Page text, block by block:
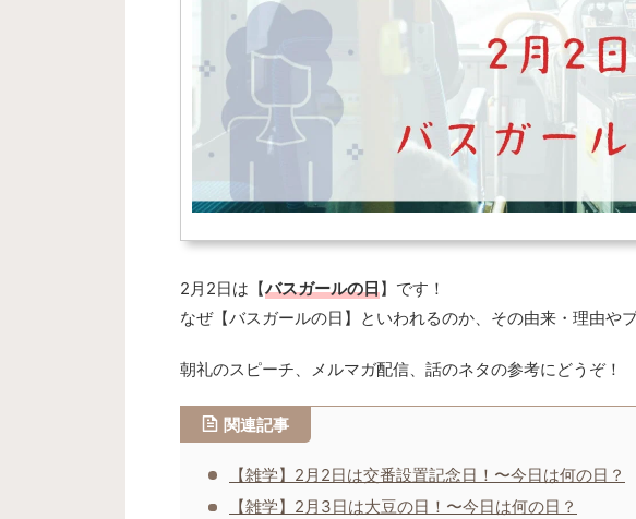
2月2日は【バスガールの日】です！
なぜ【バスガールの日】といわれるのか、その由来・理由や
朝礼のスピーチ、メルマガ配信、話のネタの参考にどうぞ！
関連記事
【雑学】2月2日は交番設置記念日！〜今日は何の日？
【雑学】2月3日は大豆の日！〜今日は何の日？